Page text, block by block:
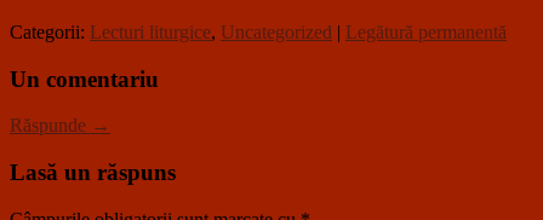
Categorii: Lecturi liturgice, Uncategorized | Legătură permanentă
Un comentariu
Răspunde →
Lasă un răspuns